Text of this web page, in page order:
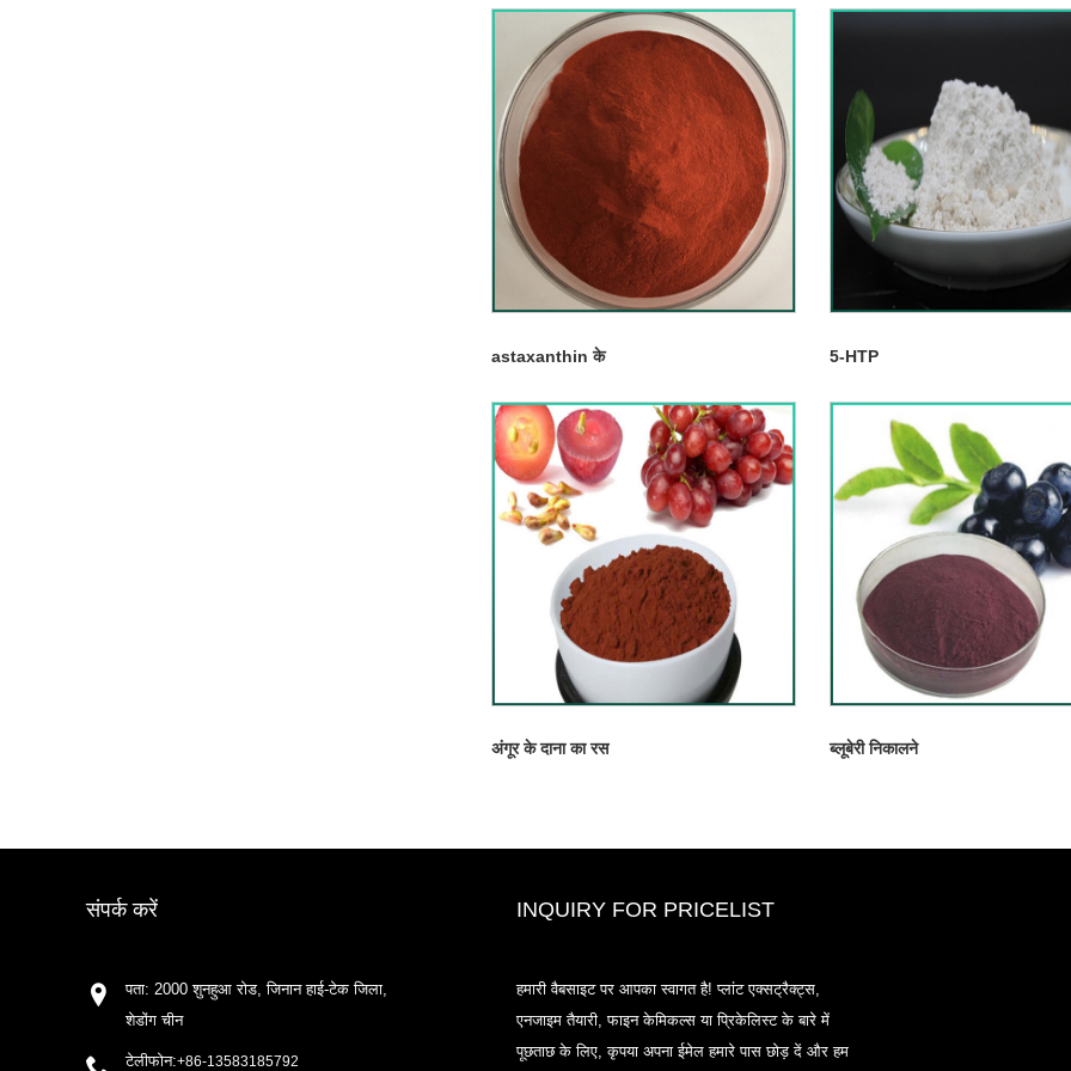
astaxanthin के 5-HTP
अंगूर के दाना का रस ब्लूबेरी निकालने
संपर्क करें
पता: 2000 शुनहुआ रोड, जिनान हाई-टेक जिला,
शेडोंग चीन
टेलीफोन:+86-13583185792
INQUIRY FOR PRICELIST
हमारी वैबसाइट पर आपका स्वागत है! प्लांट एक्सट्रैक्ट्स,
एनजाइम तैयारी, फाइन केमिकल्स या प्रिकेलिस्ट के बारे में
पूछताछ के लिए, कृपया अपना ईमेल हमारे पास छोड़ दें और हम